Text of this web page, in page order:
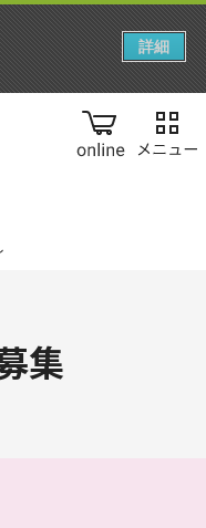
online
集
詳細